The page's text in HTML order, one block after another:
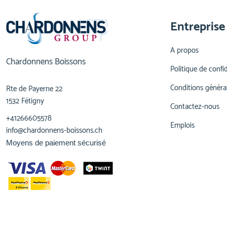
Chardonnens Boissons
Rte de Payerne 22
1532 Fétigny
+41266605578
info@chardonnens-boissons.ch
Entreprise
A propos
Politique de
Conditions
Contactez-nous
Emplois
Moyens de paiement sécurisé